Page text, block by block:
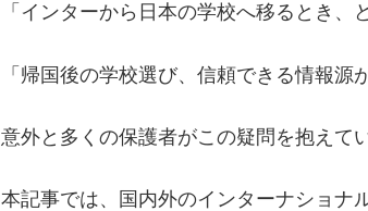
「インターから日本の学校へ移るとき、
「帰国後の学校選び、信頼できる情報源
意外と多くの保護者がこの疑問を抱えて
本記事では、国内外のインターナショナ